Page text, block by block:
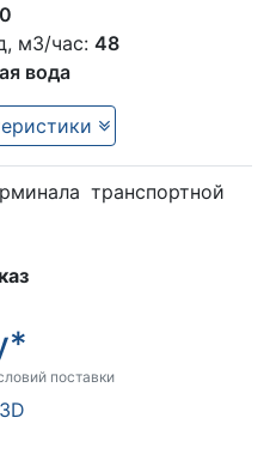
м3/час: 48
вода
транспортной
поставки